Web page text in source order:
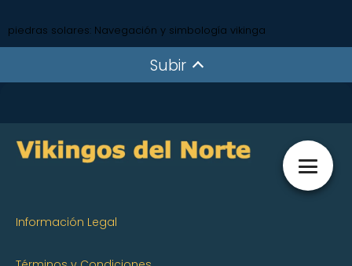
piedras solares: Navegación y simbología vikinga
Subir
Información Legal